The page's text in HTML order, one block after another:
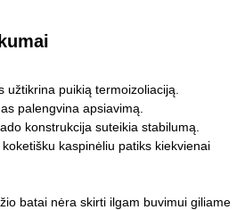
užtikrina puikią termoizoliaciją.
palengvina apsiavimą.
konstrukcija suteikia stabilumą.
kaspinėliu patiks kiekvienai
batai nėra skirti ilgam buvimui giliame